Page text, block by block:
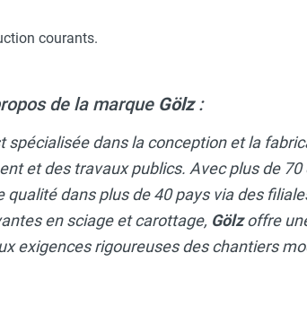
courants.
de la marque Gölz:
spécialisée dans la conception et la
et des travaux publics. Avec plus de
dans plus de 40 pays via des
en sciage et carottage, Gölzoffre
exigences rigoureuses des chantiers